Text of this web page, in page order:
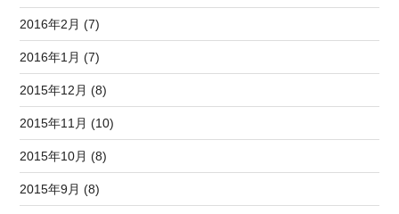
2016年2月 (7)
2016年1月 (7)
2015年12月 (8)
2015年11月 (10)
2015年10月 (8)
2015年9月 (8)